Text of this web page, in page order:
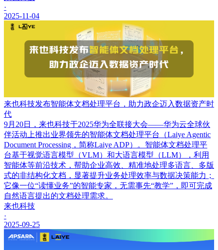
·
2025-11-04
来也科技发布智能体文档处理平台，助力政企迈入数据资产时
代
9月20日，来也科技于2025华为全联接大会——华为云全球伙
伴活动上推出业界领先的智能体文档处理平台（Laiye Agentic
Document Processing，简称Laiye ADP）。智能体文档处理平
台基于视觉语言模型（VLM）和大语言模型（LLM），利用
智能体等前沿技术，帮助企业高效、精准地处理多语言、多版
式的非结构化文档，显著提升业务处理效率与数据决策能力；
它像一位“读懂业务”的智能专家，无需事先“教学”，即可完成
自然语言提出的文档处理需求。
来也科技
·
2025-09-25